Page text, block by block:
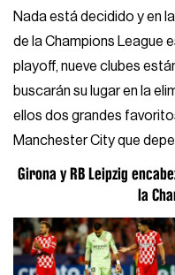
Nada está decidido y en
de la Champions League
playoff, nueve clubes
buscarán su lugar en la
ellos dos grandes
Manchester City que
Girona y RB Leipzig
la